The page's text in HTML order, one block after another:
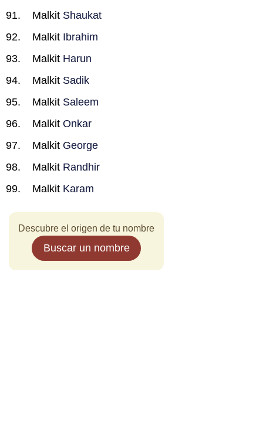
Malkit Shaukat
Malkit Ibrahim
Malkit Harun
Malkit Sadik
Malkit Saleem
Malkit Onkar
Malkit George
Malkit Randhir
Malkit Karam
Descubre el origen de tu nombre
Buscar un nombre